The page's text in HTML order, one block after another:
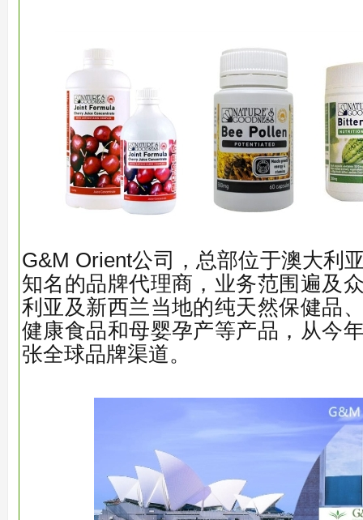
G&M Orient公司，总部位于澳大利
知名的品牌代理商，业务范围遍及
利亚及新西兰当地的纯天然保健品
健康食品和母婴孕产等产品，从今
张全球品牌渠道。